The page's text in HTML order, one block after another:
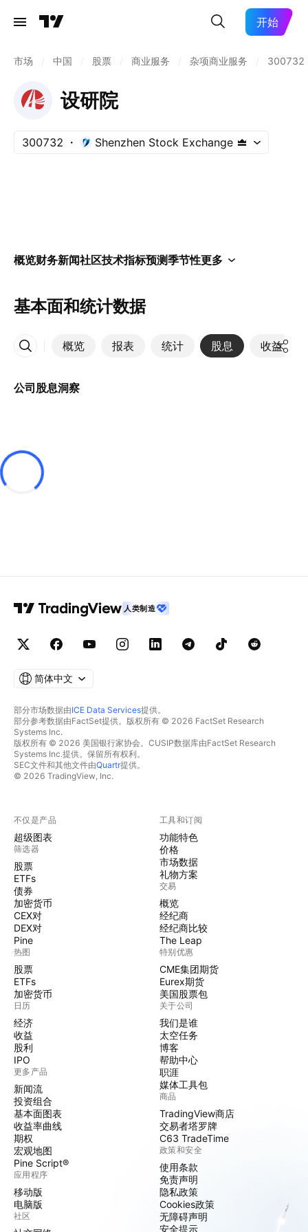
开始
市场 中国 股票 商业服务 杂项商业服务 300732
设研院
300732 Shenzhen Stock Exchange
概览财务新闻社区技术指标预测季节性更多
基本面和统计数据
概览 报表 统计 股息 收益
更多
公司股息洞察
人类制造
简体中文
部分市场数据由ICE Data Services提供。
部分参考数据由FactSet提供。版权所有 © 2026 FactSet Research
Systems Inc.
版权所有 © 2026 美国银行家协会。CUSIP数据库由FactSet Research
Systems Inc.提供。保留所有权利。
SEC文件和其他文件由Quartr提供。
© 2026 TradingView, Inc.
不仅是产品
超级图表
筛选器
股票
ETFs
债券
加密货币
CEX对
DEX对
Pine
热图
股票
ETFs
加密货币
日历
经济
收益
股利
IPO
更多产品
新闻流
投资组合
基本面图表
收益率曲线
期权
宏观地图
Pine Script®
应用程序
移动版
电脑版
社区
工具和订阅
功能特色
价格
市场数据
礼物方案
交易
概览
经纪商
经纪商比较
The Leap
特别优惠
CME集团期货
Eurex期货
美国股票包
关于公司
我们是谁
太空任务
博客
帮助中心
职涯
媒体工具包
商品
TradingView商店
交易者塔罗牌
C63 TradeTime
政策和安全
使用条款
免责声明
隐私政策
Cookies政策
无障碍声明
安全提示